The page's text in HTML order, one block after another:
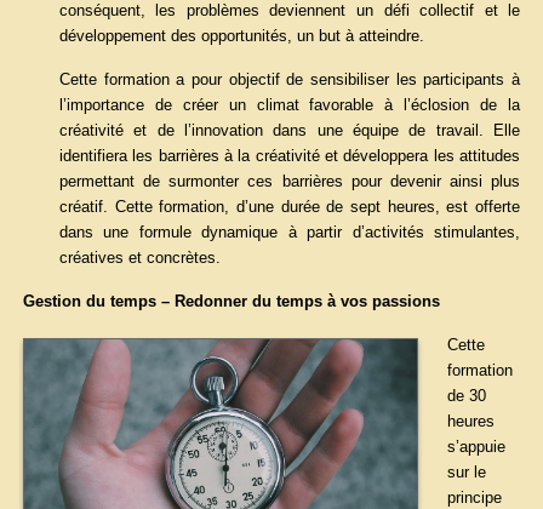
conséquent, les problèmes deviennent un défi collectif et le
développement des opportunités, un but à atteindre.
Cette formation a pour objectif de sensibiliser les participants à
l’importance de créer un climat favorable à l’éclosion de la
créativité et de l’innovation dans une équipe de travail. Elle
identifiera les barrières à la créativité et développera les attitudes
permettant de surmonter ces barrières pour devenir ainsi plus
créatif. Cette formation, d’une durée de sept heures, est offerte
dans une formule dynamique à partir d’activités stimulantes,
créatives et concrètes.
Gestion du temps – Redonner du temps à vos passions
Cette
formation
de 30
heures
s’appuie
sur le
principe